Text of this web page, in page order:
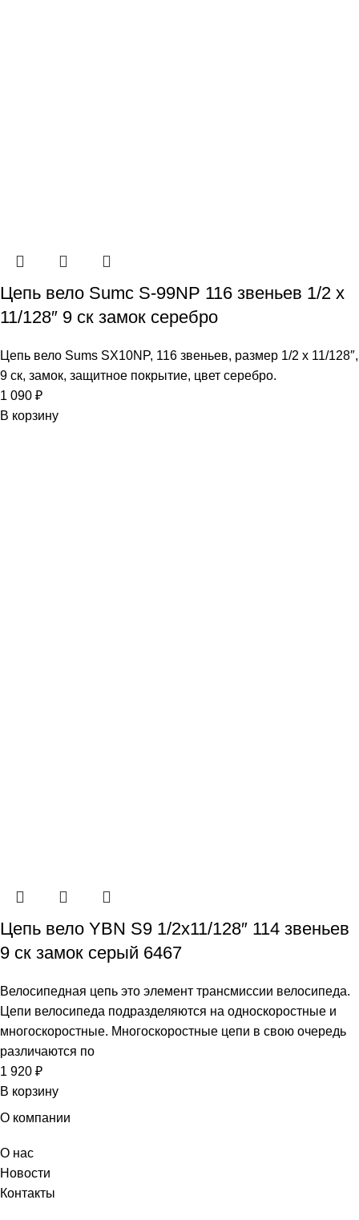
Цепь вело Sumc S-99NP 116 звеньев 1/2 х
11/128″ 9 ск замок серебро
Цепь вело Sums SX10NP, 116 звеньев, размер 1/2 х 11/128″,
9 ск, замок, защитное покрытие, цвет серебро.
1 090 ₽
В корзину
Цепь вело YBN S9 1/2х11/128″ 114 звеньев
9 ск замок серый 6467
Велосипедная цепь это элемент трансмиссии велосипеда.
Цепи велосипеда подразделяются на односкоростные и
многоскоростные. Многоскоростные цепи в свою очередь
различаются по
1 920 ₽
В корзину
О компании
О нас
Новости
Контакты